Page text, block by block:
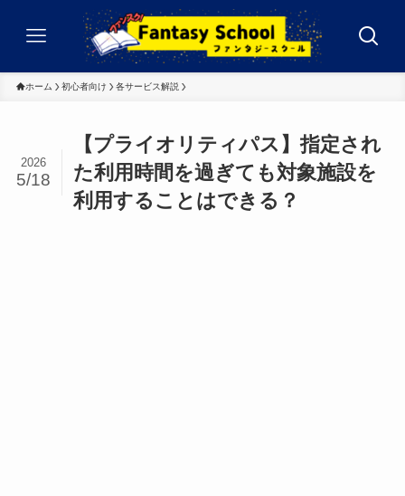
ホーム 初心者向け 各サービス解説
【プライオリティパス】指定され
た利用時間を過ぎても対象施設を
利用することはできる？
2026
5/18